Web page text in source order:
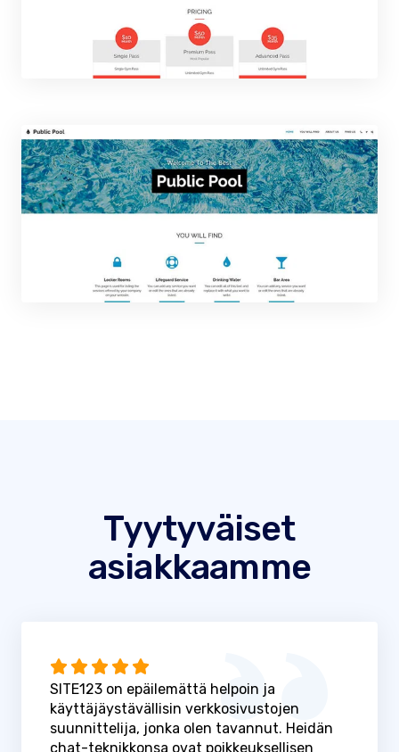
Tyytyväiset
asiakkaamme
SITE123 on epäilemättä helpoin ja
käyttäjäystävällisin verkkosivustojen
suunnittelija, jonka olen tavannut. Heidän
chat-teknikkonsa ovat poikkeuksellisen